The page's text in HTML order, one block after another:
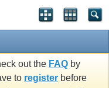
out the FAQ by
to register before